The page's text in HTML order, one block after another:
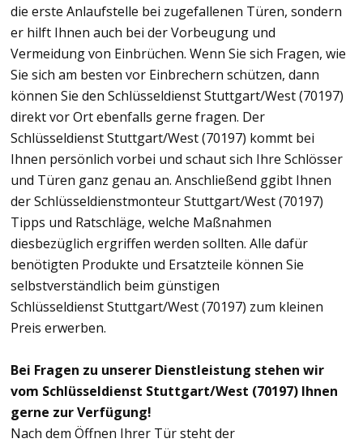
die erste Anlaufstelle bei zugefallenen Türen, sondern
er hilft Ihnen auch bei der Vorbeugung und
Vermeidung von Einbrüchen. Wenn Sie sich Fragen, wie
Sie sich am besten vor Einbrechern schützen, dann
können Sie den Schlüsseldienst Stuttgart/West (70197)
direkt vor Ort ebenfalls gerne fragen. Der
Schlüsseldienst Stuttgart/West (70197) kommt bei
Ihnen persönlich vorbei und schaut sich Ihre Schlösser
und Türen ganz genau an. Anschließend ggibt Ihnen
der Schlüsseldienstmonteur Stuttgart/West (70197)
Tipps und Ratschläge, welche Maßnahmen
diesbezüglich ergriffen werden sollten. Alle dafür
benötigten Produkte und Ersatzteile können Sie
selbstverständlich beim günstigen
Schlüsseldienst Stuttgart/West (70197) zum kleinen
Preis erwerben.
Bei Fragen zu unserer Dienstleistung stehen wir
vom Schlüsseldienst Stuttgart/West (70197) Ihnen
gerne zur Verfügung!
Nach dem Öffnen Ihrer Tür steht der